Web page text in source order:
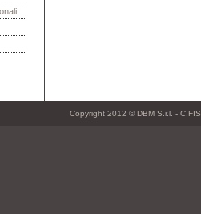
Copyright 2012 © DBM S.r.l. -